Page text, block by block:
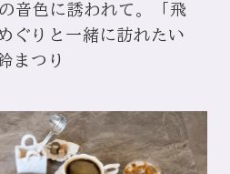
音色に誘われて。「飛
ぐりと一緒に訪れたい
まつり